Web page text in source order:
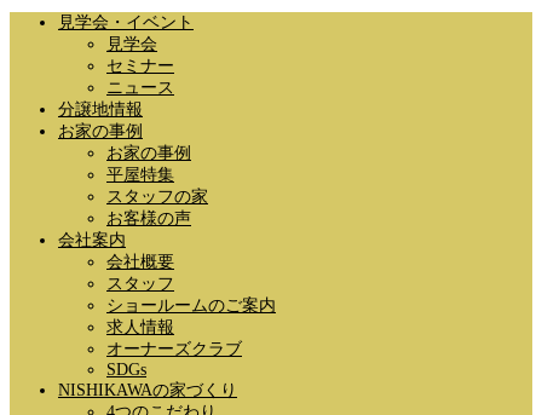
見学会・イベント
見学会
セミナー
ニュース
分譲地情報
お家の事例
お家の事例
平屋特集
スタッフの家
お客様の声
会社案内
会社概要
スタッフ
ショールームのご案内
求人情報
オーナーズクラブ
SDGs
NISHIKAWAの家づくり